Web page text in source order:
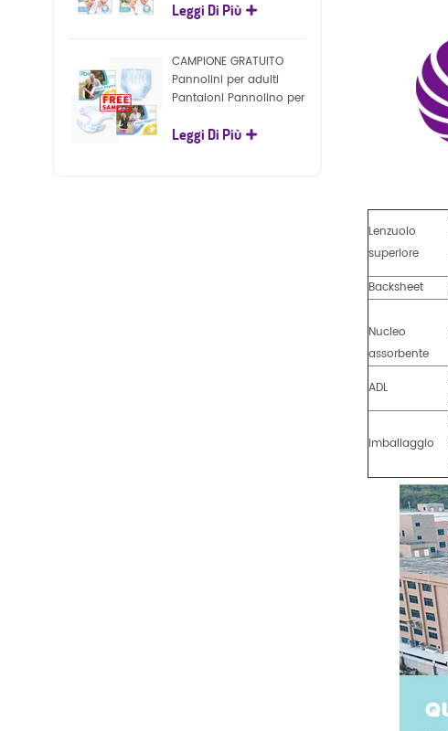
Lenzuolo
superiore
Backsheet
Nucleo
assorbente
ADL
Imballaggio
per adulti all'ingrosso
Leggi Di Più
CAMPIONE GRATUITO
Pannolini per adulti
Pantaloni Pannolino per
adulti
Leggi Di Più